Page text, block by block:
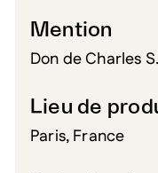
Mention
Don de Charles
Lieu de
Paris, France